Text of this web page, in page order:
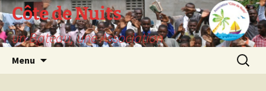
Skip
to
content
Côte de Nuits
un Bateau, une Association
Menu
Search
for: